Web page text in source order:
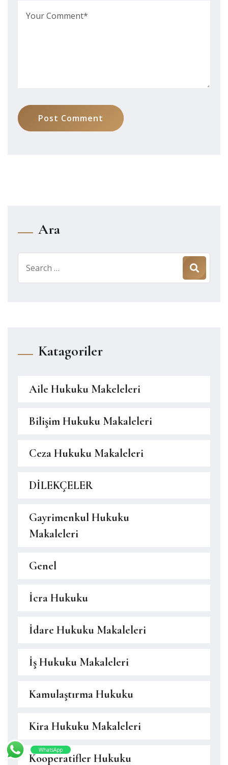
Post Comment
Ara
for:
Katagoriler
Aile Hukuku Makeleleri
Bilişim Hukuku Makaleleri
Ceza Hukuku Makaleleri
DİLEKÇELER
Gayrimenkul Hukuku
Makaleleri
Genel
İcra Hukuku
İdare Hukuku Makaleleri
İş Hukuku Makaleleri
Kamulaştırma Hukuku
Kira Hukuku Makaleleri
Kooperatifler Hukuku
WhatsApp